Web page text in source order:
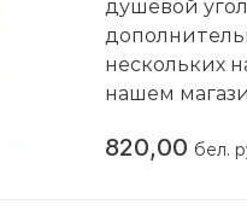
душевой
нескольких
нашем
820,00 бел.